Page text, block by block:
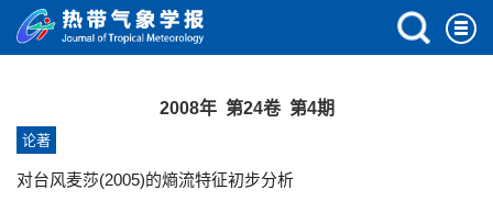
2008年 第24卷 第4期
论著
对台风麦莎(2005)的熵流特征初步分析